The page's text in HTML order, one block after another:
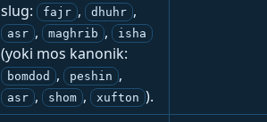
slug:
fajr , dhuhr ,
asr , maghrib , isha
(yoki mos kanonik:
bomdod , peshin ,
asr , shom , xufton ).